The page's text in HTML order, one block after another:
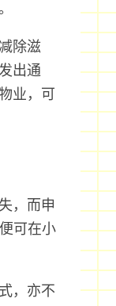
除滋
出通
业，可
，而申
可在小
，亦不